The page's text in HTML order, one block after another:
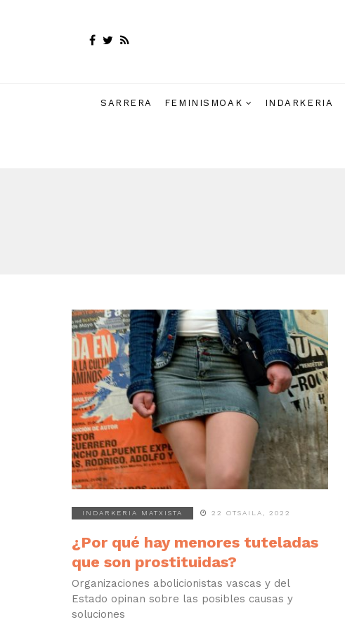
SARRERA FEMINISMOAK INDARKERIA
INDARKERIA MATXISTA 22 OTSAILA, 2022
¿Por qué hay menores tuteladas
que son prostituidas?
Organizaciones abolicionistas vascas y del
Estado opinan sobre las posibles causas y
soluciones